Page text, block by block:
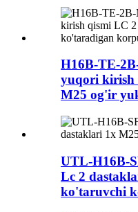
H16B-TE-
yuqori kirish
M25 og'ir
UTL-H16B-
Lc 2
ko'taruvchi